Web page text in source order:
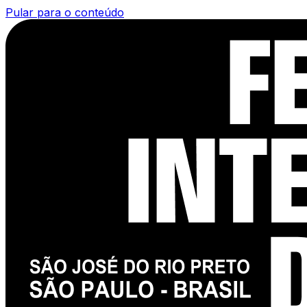
Pular para o conteúdo